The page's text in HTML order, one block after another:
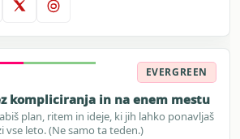
EVERGREEN
kompliciranja in na enem mestu
plan, ritem in ideje, ki jih lahko ponavljaš
vse leto. (Ne samo ta teden.)